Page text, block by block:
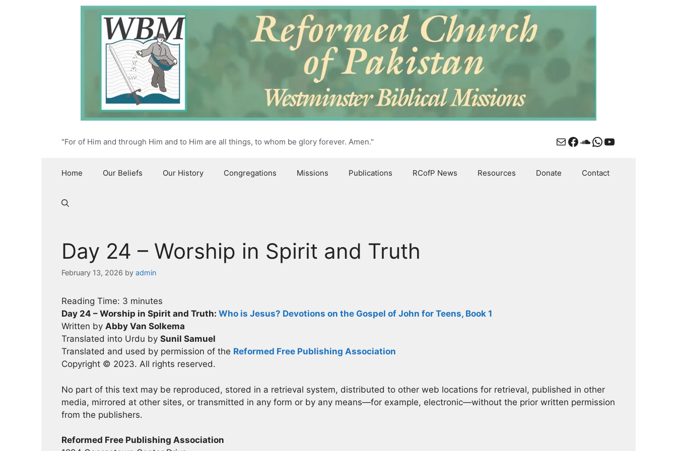
"For of Him and through Him and to Him are all things, to whom be glory forever. Amen." MailFacebook
SoundCloud
WhatsApp
YouTube
Home Our Beliefs Our History Congregations Missions Publications RCofP News Resources Donate Contact
Day 24 – Worship in Spirit and Truth
February 13, 2026 by admin
Reading Time: 3 minutes
Day 24 – Worship in Spirit and Truth: Who is Jesus? Devotions on the Gospel of John for Teens, Book 1
Written by Abby Van Solkema
Translated into Urdu by Sunil Samuel
Translated and used by permission of the Reformed Free Publishing Association
Copyright © 2023. All rights reserved.
No part of this text may be reproduced, stored in a retrieval system, distributed to other web locations for retrieval, published in other
media, mirrored at other sites, or transmitted in any form or by any means—for example, electronic—without the prior written permission
from the publishers.
Reformed Free Publishing Association